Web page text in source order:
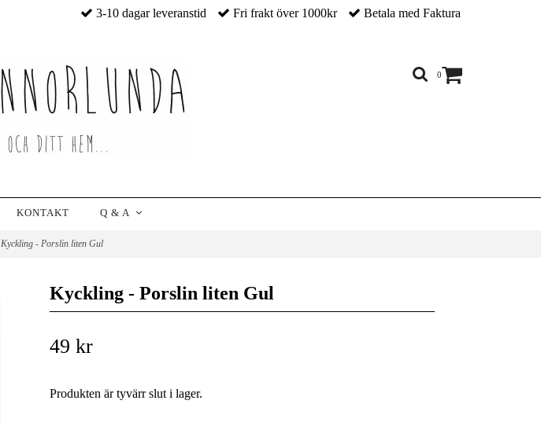
3-10 dagar leveranstid Fri frakt över 1000kr Betala med Faktura
0
KONTAKT Q & A
Kyckling - Porslin liten Gul
Kyckling - Porslin liten Gul
49 kr
Produkten är tyvärr slut i lager.